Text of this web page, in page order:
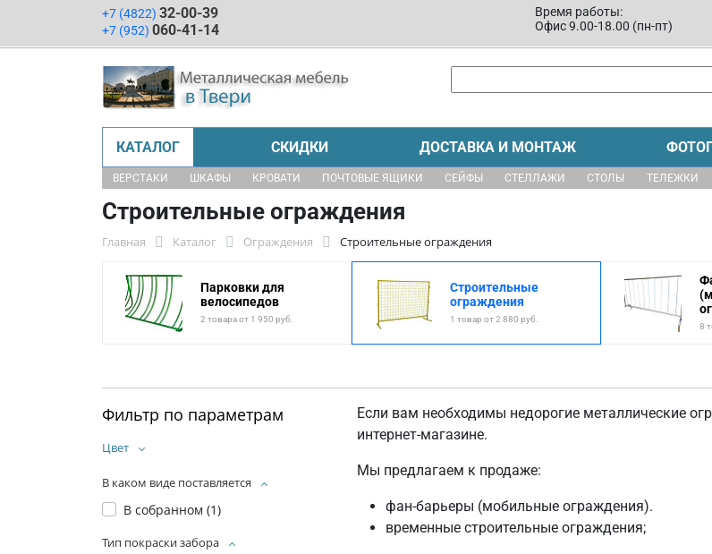
+7 (4822) 32-00-39
+7 (952) 060-41-14
Время работы:
Офис 9.00-18.00 (пн-пт)
КАТАЛОГ СКИДКИ ДОСТАВКА И МОНТАЖ
ВЕРСТАКИ ШКАФЫ КРОВАТИ ПОЧТОВЫЕ ЯЩИКИ СЕЙФЫ СТЕЛЛАЖИ СТОЛЫ ТЕЛЕЖКИ
Строительные ограждения
Главная Каталог Ограждения Строительные ограждения
Парковки для
велосипедов
2 товара от 1 950 руб.
Строительные
ограждения
1 товар от 2 880 руб.
8
Фильтр по параметрам
Цвет
В каком виде поставляется
В собранном (1)
Тип покраски забора
Если вам необходимы недорогие металлические
интернет-магазине.
Мы предлагаем к продаже:
фан-барьеры (мобильные ограждения).
временные строительные ограждения;